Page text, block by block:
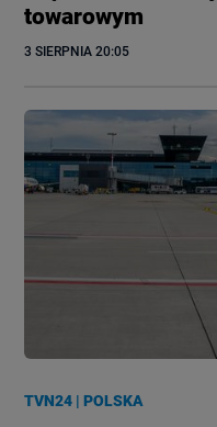
towarowym
3 SIERPNIA 20:05
TVN24 |POLSKA